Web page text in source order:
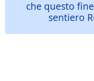
che questo
sentiero